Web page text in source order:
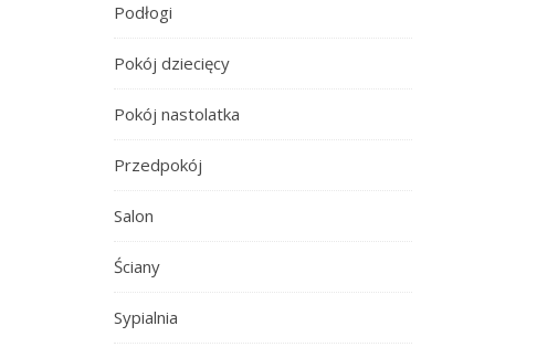
Podłogi
Pokój dziecięcy
Pokój nastolatka
Przedpokój
Salon
Ściany
Sypialnia